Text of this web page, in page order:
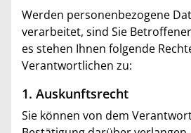
Werden personenbezogene
verarbeitet, sind Sie Betroffener
es stehen Ihnen folgende
Verantwortlichen zu:
1. Auskunftsrecht
Sie können von dem